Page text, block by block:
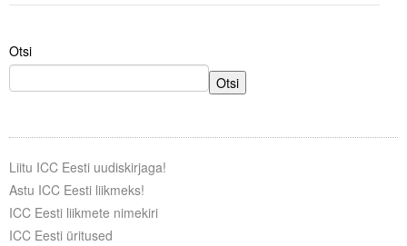
Otsi
Otsi
Liitu ICC Eesti uudiskirjaga!
Astu ICC Eesti liikmeks!
ICC Eesti liikmete nimekiri
ICC Eesti üritused